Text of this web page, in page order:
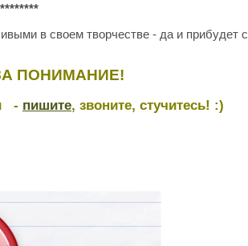
в своем творчестве - да и прибудет с
ПОНИМАНИЕ!
- пишите, звоните, стучитесь! :)